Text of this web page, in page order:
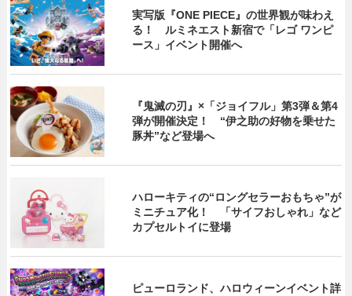
実写版『ONE PIECE』の世界観が味わえ
る！ ルミネエスト新宿で「レゴ ワンピ
ース」イベント開催へ
『鬼滅の刃』×「ジョイフル」第3弾＆第4
弾が開催決定！ “伊之助の好物を乗せた
豚丼”など登場へ
ハローキティの“ロングセラーおもちゃ”が
ミニチュア化！ 「サイフおしゃれ」など
カプセルトイに登場
ピューロランド、ハロウィーンイベント詳